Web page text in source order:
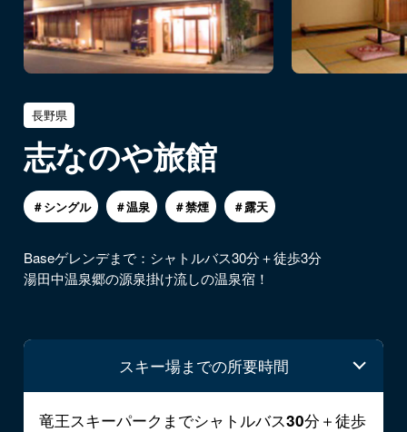
長野県
志なのや旅館
＃シングル ＃温泉 ＃禁煙 ＃露天
Baseゲレンデまで：シャトルバス30分＋徒歩3分
湯田中温泉郷の源泉掛け流しの温泉宿！
スキー場までの所要時間
竜王スキーパークまでシャトルバス30分＋徒歩